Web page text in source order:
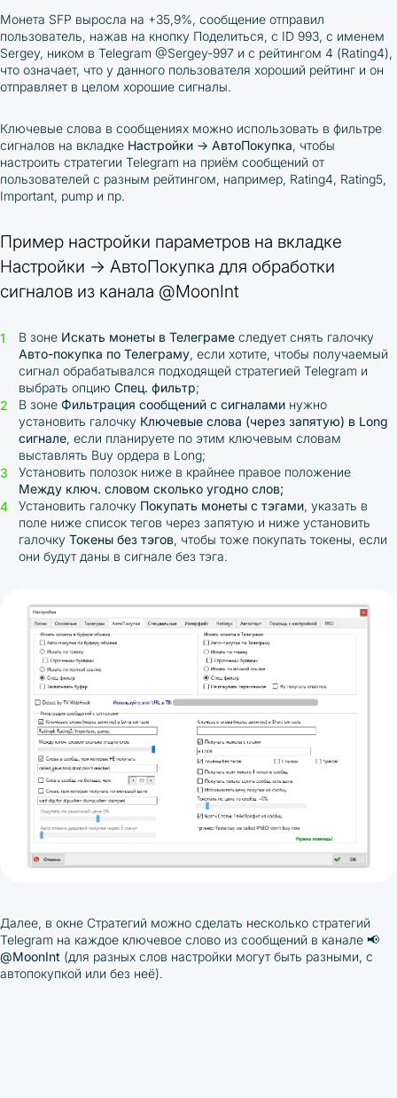
Монета SFP выросла на +35,9%, сообщение отправил
пользователь, нажав на кнопку Поделиться, с ID 993, с именем
Sergey, ником в Telegram @Sergey-997 и с рейтингом 4 (Rating4),
что означает, что у данного пользователя хороший рейтинг и он
отправляет в целом хорошие сигналы.
Ключевые слова в сообщениях можно использовать в фильтре
сигналов на вкладке Настройки → АвтоПокупка, чтобы
настроить стратегии Telegram на приём сообщений от
пользователей с разным рейтингом, например, Rating4, Rating5,
Important, pump и пр.
Пример настройки параметров на вкладке
Настройки → АвтоПокупка для обработки
сигналов из канала @MoonInt
В зоне Искать монеты в Телеграме следует снять галочку
Авто-покупка по Телеграму, если хотите, чтобы получаемый
сигнал обрабатывался подходящей стратегией Telegram и
выбрать опцию Спец. фильтр;
В зоне Фильтрация сообщений с сигналами нужно
установить галочку Ключевые слова (через запятую) в Long
сигнале, если планируете по этим ключевым словам
выставлять Buy ордера в Long;
Установить полозок ниже в крайнее правое положение
Между ключ. словом сколько угодно слов;
Установить галочку Покупать монеты с тэгами, указать в
поле ниже список тегов через запятую и ниже установить
галочку Токены без тэгов, чтобы тоже покупать токены, если
они будут даны в сигнале без тэга.
Далее, в окне Стратегий можно сделать несколько стратегий
Telegram на каждое ключевое слово из сообщений в канале 📢
@MoonInt (для разных слов настройки могут быть разными, с
автопокупкой или без неё).